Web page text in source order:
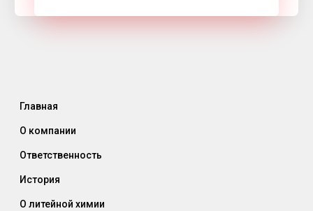
Главная
О компании
Ответственность
История
О литейной химии